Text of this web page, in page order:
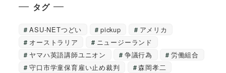
タグ
ASU-NETつどい pickup
アメリカ
オーストラリア
ニュージーランド
ヤマハ英語講師ユニオン
争議行為
労働組合
守口市学童保育雇い止め裁判
森岡孝二